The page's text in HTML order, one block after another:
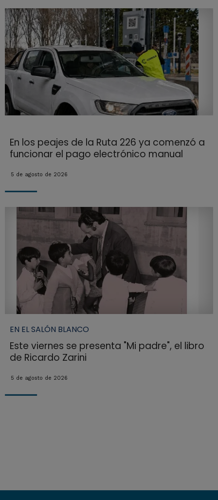
En los peajes de la Ruta 226 ya comenzó a
funcionar el pago electrónico manual
5 de agosto de 2026
EN EL SALÓN BLANCO
Este viernes se presenta "Mi padre", el libro
de Ricardo Zarini
5 de agosto de 2026